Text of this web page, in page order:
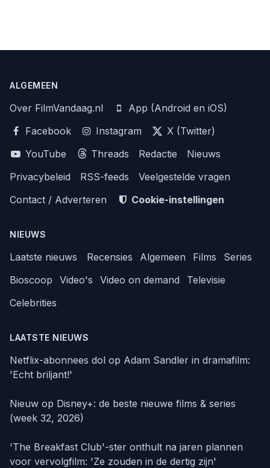
ALGEMEEN
Over FilmVandaag.nl
App (Android en iOS)
Facebook
Instagram
X (Twitter)
YouTube
Threads Redactie
Nieuws
Privacybeleid
RSS-feeds
Veelgestelde vragen
Contact / Adverteren
Cookie-instellingen
NIEUWS
Laatste nieuws Recensies Algemeen Films
Series
Bioscoop
Video's Video on demand
Televisie
Celebrities
LAATSTE NIEUWS
Netflix-abonnees dol op Adam Sandler in dramafilm:
'Echt briljant!'
Nieuw op Disney+: de beste nieuwe films & series
(week 32, 2026)
'The Breakfast Club'-ster onthult na jaren plannen
voor vervolgfilm: 'Ze zouden in de dertig zijn'